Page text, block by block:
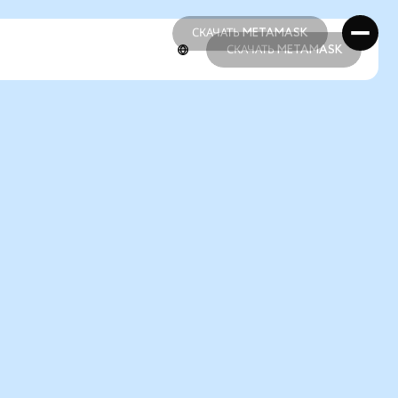
СКАЧАТЬ METAMASK
СКАЧАТЬ METAMASK
СКАЧАТЬ METAMASK